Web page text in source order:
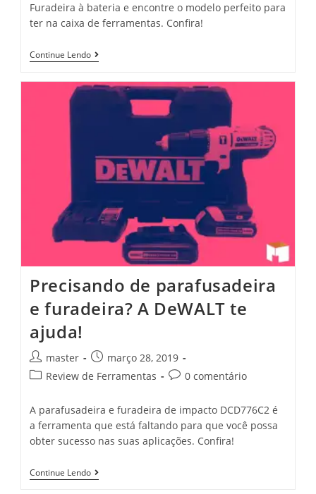
Furadeira à bateria e encontre o modelo perfeito para
ter na caixa de ferramentas. Confira!
Continue Lendo
Precisando de parafusadeira
e furadeira? A DeWALT te
ajuda!
master
março 28, 2019
Review de Ferramentas
0 comentário
A parafusadeira e furadeira de impacto DCD776C2 é
a ferramenta que está faltando para que você possa
obter sucesso nas suas aplicações. Confira!
Continue Lendo